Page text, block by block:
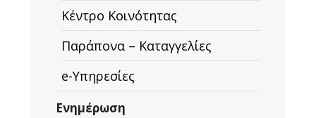
Κέντρο Κοινότητας
Παράπονα – Καταγγελίες
e-Υπηρεσίες
Ενημέρωση